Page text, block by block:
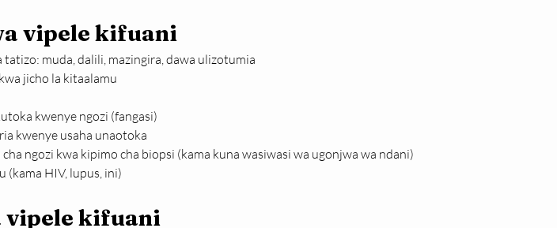
vipele kifuani
muda, dalili, mazingira, dawa ulizotumia
jicho la kitaalamu
kwenye ngozi (fangasi)
kwenye usaha unaotoka
ngozi kwa kipimo cha biopsi (kama kuna wasiwasi wa ugonjwa wa ndani)
(kama HIV, lupus, ini)
vipele kifuani